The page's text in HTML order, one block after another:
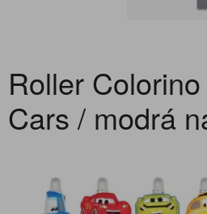
Roller
Cars / modrá